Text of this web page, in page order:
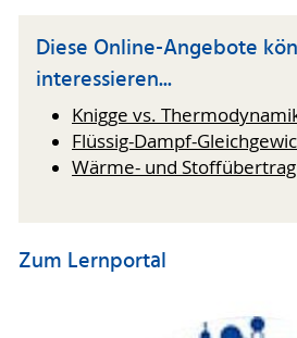
Diese Online-Angebote
interessieren...
Knigge vs.
Flüssig-Dampf-
Wärme- und
Zum Lernportal